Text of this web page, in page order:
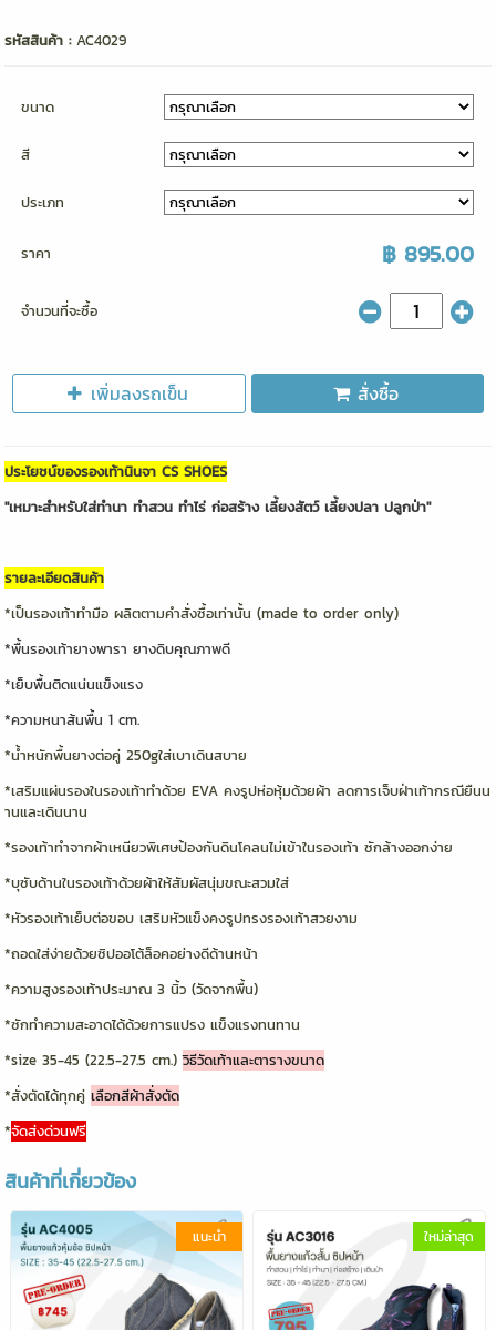
รหัสสินค้า :AC4029
ขนาด
สี
ประเภท
ราคา ฿ 895.00
จำนวนที่จะซื้อ
เพิ่มลงรถเข็น สั่งซื้อ
ประโยชน์ของรองเท้านินจา CS SHOES
"เหมาะสำหรับใส่ทำนา ทำสวน ทำไร่ ก่อสร้าง เลี้ยงสัตว์ เลี้ยงปลา ปลูกป่า"
รายละเอียดสินค้า
*เป็นรองเท้าทำมือ ผลิตตามคำสั่งซื้อเท่านั้น (made to order only)
*พื้นรองเท้ายางพารา ยางดิบคุณภาพดี
*เย็บพื้นติดแน่นแข็งแรง
*ความหนาส้นพื้น 1 cm.
*น้ำหนักพื้นยางต่อคู่ 250gใส่เบาเดินสบาย
*เสริมแผ่นรองในรองเท้าทำด้วย EVA คงรูปห่อหุ้มด้วยผ้า ลดการเจ็บฝ่าเท้ากรณียืนน
านและเดินนาน
*รองเท้าทำจากผ้าเหนียวพิเศษป้องกันดินโคลนไม่เข้าในรองเท้า ซักล้างออกง่าย
*บุซับด้านในรองเท้าด้วยผ้าให้สัมผัสนุ่มขณะสวมใส่
*หัวรองเท้าเย็บต่อขอบ เสริมหัวแข็งคงรูปทรงรองเท้าสวยงาม
*ถอดใส่ง่ายด้วยซิปออโต้ล็อคอย่างดีด้านหน้า
*ความสูงรองเท้าประมาณ 3 นิ้ว (วัดจากพื้น)
*ซักทำความสะอาดได้ด้วยการแปรง แข็งแรงทนทาน
*size 35-45 (22.5-27.5 cm.)วิธีวัดเท้าและตารางขนาด
*สั่งตัดได้ทุกคู่เลือกสีผ้าสั่งตัด
*จัดส่งด่วนฟรี
สินค้าที่เกี่ยวข้อง
แนะนำ ใหม่ล่าสุด